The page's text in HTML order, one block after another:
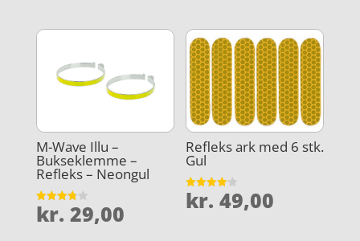
M-Wave Illu –
Bukseklemme –
Refleks – Neongul
Vurderet
3.8
kr. 29,00
Refleks ark med 6 stk.
Gul
Vurderet
4.1
kr. 49,00